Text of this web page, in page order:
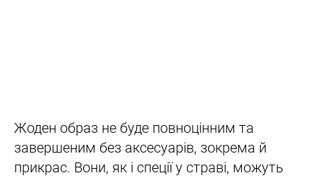
Жоден образ не буде повноцінним та
завершеним без аксесуарів, зокрема й
прикрас. Вони, як і спеції у страві, можуть